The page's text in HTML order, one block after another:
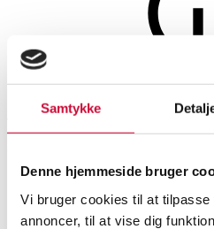
Samtykke
Denne hjemmeside bruger
Vi bruger cookies til at tilpasse
annoncer, til at vise dig
Auktionen er
Vedhæng af 8
kæde af forgyldt
SHOWROOMVURDERING